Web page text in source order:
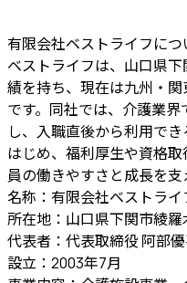
有限会社ベストライフにつ
ベストライフは、山口県
績を持ち、現在は九州・
です。同社では、介護業界
し、入職直後から利用で
はじめ、福利厚生や資格
員の働きやすさと成長を支
名称：有限会社ベストライ
所在地：山口県下関市綾
代表者：代表取締役 阿部
設立：2003年7月